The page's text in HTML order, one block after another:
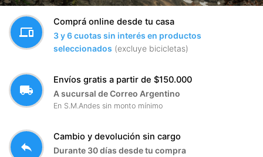
devices
Comprá online desde tu casa
3 y 6 cuotas sin interés en productos
seleccionados (excluye bicicletas)
local_shipping
Envíos gratis a partir de $150.000
A sucursal de Correo Argentino
En S.M.Andes sin monto mínimo
reply
Cambio y devolución sin cargo
Durante 30 días desde tu compra